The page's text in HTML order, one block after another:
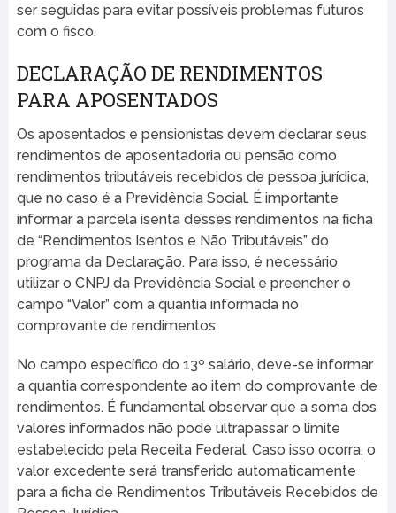
ser seguidas para evitar possíveis problemas futuros
com o fisco.
DECLARAÇÃO DE RENDIMENTOS
PARA APOSENTADOS
Os aposentados e pensionistas devem declarar seus
rendimentos de aposentadoria ou pensão como
rendimentos tributáveis recebidos de pessoa jurídica,
que no caso é a Previdência Social. É importante
informar a parcela isenta desses rendimentos na ficha
de “Rendimentos Isentos e Não Tributáveis” do
programa da Declaração. Para isso, é necessário
utilizar o CNPJ da Previdência Social e preencher o
campo “Valor” com a quantia informada no
comprovante de rendimentos.
No campo específico do 13º salário, deve-se informar
a quantia correspondente ao item do comprovante de
rendimentos. É fundamental observar que a soma dos
valores informados não pode ultrapassar o limite
estabelecido pela Receita Federal. Caso isso ocorra, o
valor excedente será transferido automaticamente
para a ficha de Rendimentos Tributáveis Recebidos de